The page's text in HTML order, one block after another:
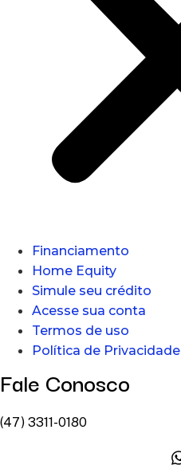
Financiamento
Home Equity
Simule seu crédito
Acesse sua conta
Termos de uso
Política de Privacidade
Fale Conosco
(47) 3311-0180